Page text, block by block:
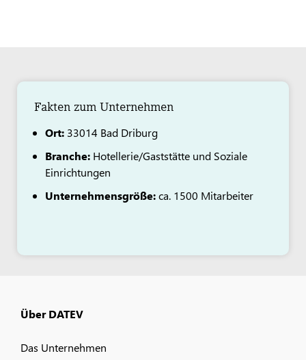
Fakten zum Unternehmen
Ort: 33014 Bad Driburg
Branche: Hotellerie/Gaststätte und Soziale
Einrichtungen
Unternehmensgröße:ca. 1500 Mitarbeiter
Über DATEV
Das Unternehmen